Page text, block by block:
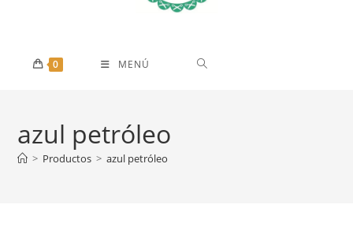
0 MENÚ
azul petróleo
> Productos > azul petróleo